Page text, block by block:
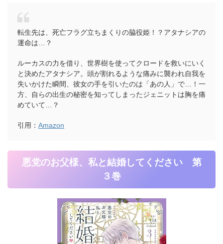
転生先は、死亡フラグ立ちまくりの脇役姫！？アタナシアの
運命は…？
ルーカスの力を借り、世界樹を使ってクロードを救いにいく
と決めたアタナシア。頭が割れるような痛みに襲われ自我を
失いかけた瞬間、彼女の手を引いたのは「あの人」で…！一
方、自らの出生の秘密を知ってしまったジェニットは胸を痛
めていて…？
引用： Amazon
悪党のお父様、私と結婚してください 第
３巻